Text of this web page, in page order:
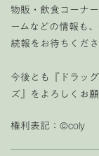
物販・飲食コーナ
ームなどの情報も
続報をお待ちくださ
今後とも『ドラッ
ズ』をよろしくお
権利表記：©︎coly